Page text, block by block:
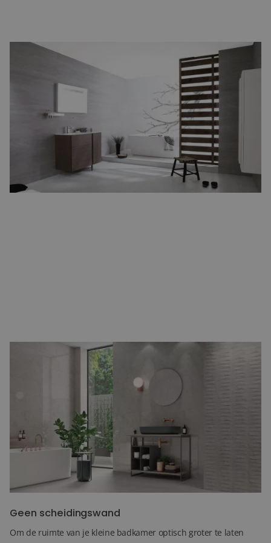
Creëer rust met natuurlijke kleuren
Een goede manier om rust in je badkamer te creëren, is door te
werken met natuurlijke kleuren zoals beige, zandtinten, zachte
grijzen en warme aardetinten. Deze kleuren zorgen voor een
kalmerende sfeer en laten de ruimte vriendelijk en uitnodigend
aanvoelen, maar waar u ook op moet letten is om dit tot een
bepaald aantal kleuren te houden.
Zet een grote ronde spiegel neer
Een eenvoudige manier om je kleine badkamer groter te laten
lijken is met een grote ronde spiegel. Door de ronde vorm voelt
de badkamer zachter en uitnodigender aan dan met strakke,
hoekige spiegels, en het creëert een gevoel van diepte dat je met
andere meubels of decoratie niet zo snel bereikt. Plaats de
spiegel boven de wastafel of aan een lege muur tegenover een
raam of lichtbron om het maximale effect te krijgen.
Geen scheidingswand
Om de ruimte van je kleine badkamer optisch groter te laten